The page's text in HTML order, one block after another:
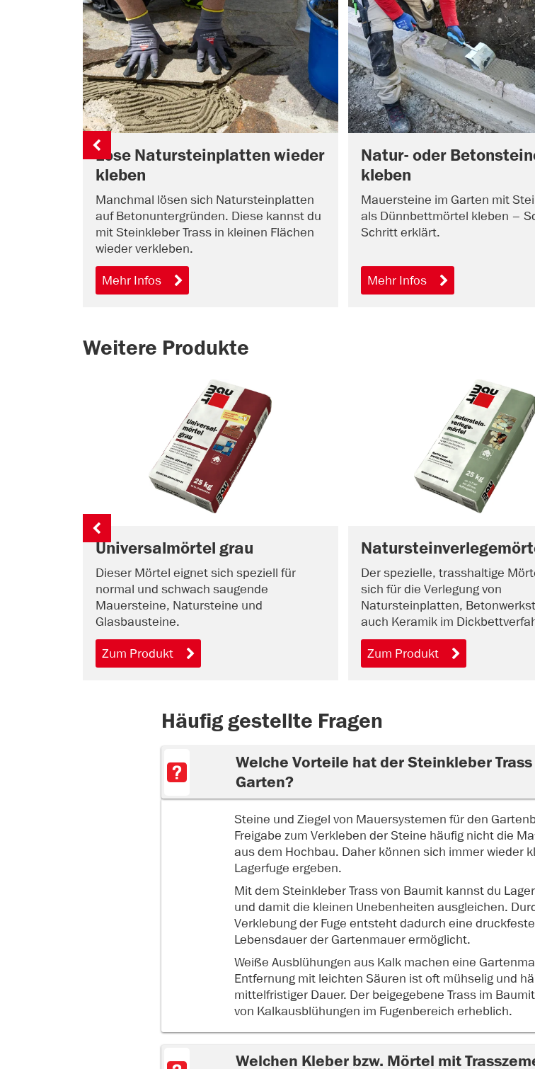
Lose Natursteinplatten wieder
kleben
Manchmal lösen sich Natursteinplatten
auf Betonuntergründen. Diese kannst du
mit Steinkleber Trass in kleinen Flächen
wieder verkleben.
Mehr Infos
Natur- oder
kleben
Mauersteine im Garten mit
als Dünnbettmörtel kleben –
Schritt erklärt.
Mehr Infos
Weitere Produkte
Universalmörtel grau
Dieser Mörtel eignet sich speziell für
normal und schwach saugende
Mauersteine, Natursteine und
Glasbausteine.
Zum Produkt
Der spezielle, trasshaltige
sich für die Verlegung von
Natursteinplatten,
auch Keramik im
Zum Produkt
Häufig gestellte Fragen
Welche Vorteile hat der Steinkleber
Garten?
Steine und Ziegel von Mauersystemen für den
Freigabe zum Verkleben der Steine häufig nicht die
aus dem Hochbau. Daher können sich immer wieder
Lagerfuge ergeben.
Mit dem Steinkleber Trass von Baumit kannst du
und damit die kleinen Unebenheiten ausgleichen.
Verklebung der Fuge entsteht dadurch eine
Lebensdauer der Gartenmauer ermöglicht.
Weiße Ausblühungen aus Kalk machen eine
Entfernung mit leichten Säuren ist oft mühselig und
mittelfristiger Dauer. Der beigegebene Trass im
von Kalkausblühungen im Fugenbereich erheblich.
Welchen Kleber bzw. Mörtel mit